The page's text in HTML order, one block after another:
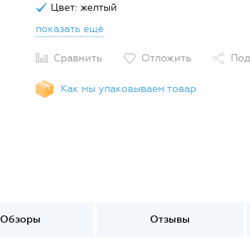
Цвет: желтый
показать ещё
Сравнить Отложить
Как мы упаковываем товар
Обзоры Отзывы